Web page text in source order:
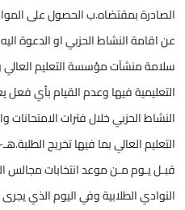
الصادرة بمقتضاه.ب الحصول على
عن اقامة النشاط الحزبي او الدعوة
سلامة منشآت مؤسسة التعليم
التعليمية فيها وعدم القيام بأي فعل
النشاط الحزبي خلال فترات
التعليم العالي بما فيها تخريج
قبـل يـوم مـن موعد انتخابات مجالس
النوادي الطلابية وفي اليوم الذي